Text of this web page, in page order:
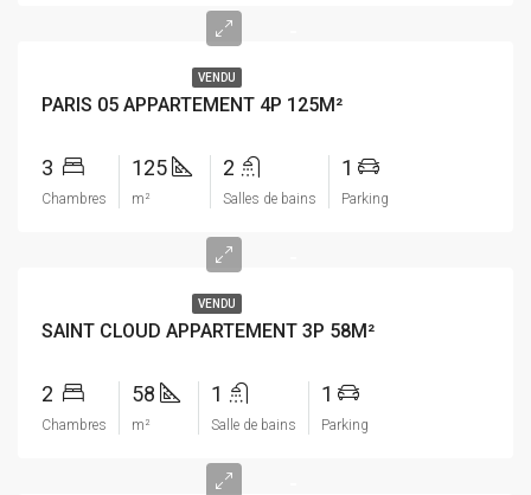
VENDU
PARIS 05 APPARTEMENT 4P 125M²
3
Chambres
125
m²
2
Salles de bains
1
Parking
VENDU
SAINT CLOUD APPARTEMENT 3P 58M²
2
Chambres
58
m²
1
Salle de bains
1
Parking